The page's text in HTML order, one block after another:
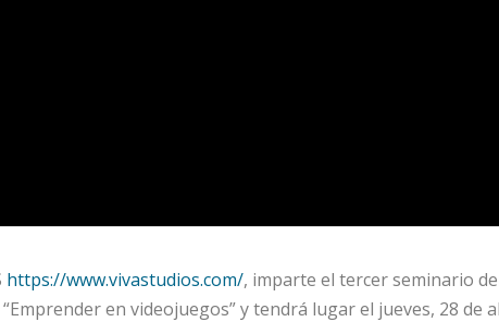
https://www.vivastudios.com/, imparte el tercer seminario
en videojuegos” y tendrá lugar el jueves, 28 de